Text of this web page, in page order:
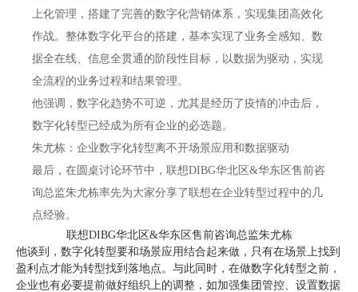
上化管理，搭建了完善的数字化营销体系，实现集团高效化
作战。整体数字化平台的搭建，基本实现了业务全感知、数
据全在线、信息全贯通的阶段性目标，以数据为驱动，实现
全流程的业务过程和结果管理。
他强调，数字化趋势不可逆，尤其是经历了疫情的冲击后，
数字化转型已经成为所有企业的必选题。
朱尤栋：企业数字化转型离不开场景应用和数据驱动
最后，在圆桌讨论环节中，联想DIBG华北区&华东区售前咨
询总监朱尤栋率先为大家分享了联想在企业转型过程中的几
点经验。
联想DIBG华北区&华东区售前咨询总监朱尤栋
他谈到，数字化转型要和场景应用结合起来做，只有在场景上找到
盈利点才能为转型找到落地点。与此同时，在做数字化转型之前，
企业也有必要提前做好组织上的调整，如加强集团管控、设置数据